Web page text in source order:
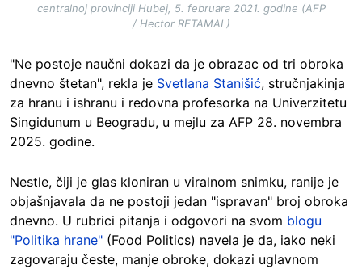
centralnoj provinciji Hubej, 5. februara 2021. godine (AFP
/ Hector RETAMAL)
"Ne postoje naučni dokazi da je obrazac od tri obroka
dnevno štetan", rekla je Svetlana Stanišić, stručnjakinja
za hranu i ishranu i redovna profesorka na Univerzitetu
Singidunum u Beogradu, u mejlu za AFP 28. novembra
2025. godine.
Nestle, čiji je glas kloniran u viralnom snimku, ranije je
objašnjavala da ne postoji jedan "ispravan" broj obroka
dnevno. U rubrici pitanja i odgovori na svom blogu
"Politika hrane" (Food Politics) navela je da, iako neki
zagovaraju česte, manje obroke, dokazi uglavnom